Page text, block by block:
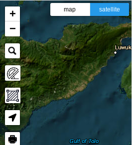
+
−
🖶
map satellite